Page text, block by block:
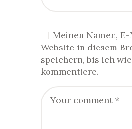
Meinen Namen,
Website in diesem
speichern, bis ich
kommentiere.